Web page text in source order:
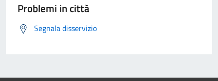
Problemi in città
Segnala disservizio